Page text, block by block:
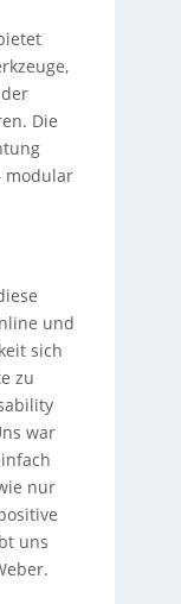
Die
modular
und
sich
zu
war
nur
uns